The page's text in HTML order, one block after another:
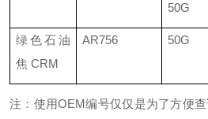
50G
绿色石油
焦 CRM
AR756 50G
注：使用OEM编号仅仅是为了方便